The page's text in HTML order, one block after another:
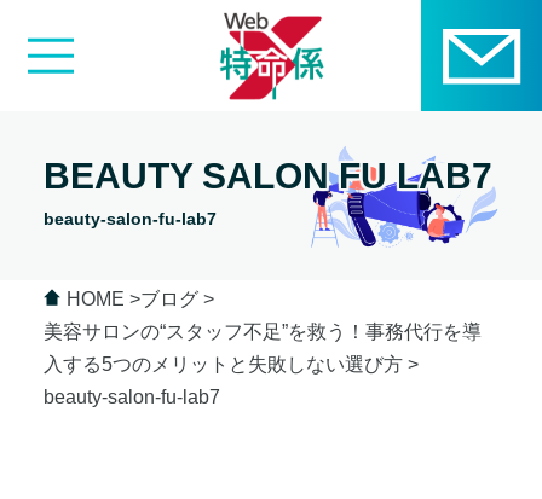
BEAUTY SALON FU LAB7
beauty-salon-fu-lab7
HOME
ブログ
美容サロンの“スタッフ不足”を救う！事務代行を導
入する5つのメリットと失敗しない選び方
beauty-salon-fu-lab7